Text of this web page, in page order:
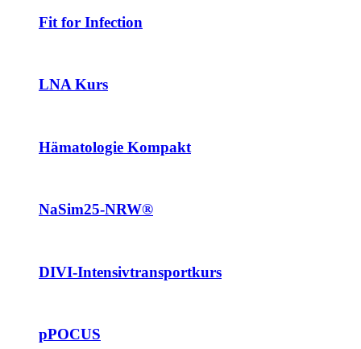
Fit for Infection
LNA Kurs
Hämatologie Kompakt
NaSim25-NRW®
DIVI-Intensivtransportkurs
pPOCUS